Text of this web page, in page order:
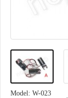
Model: W-023